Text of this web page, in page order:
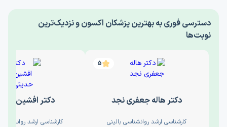
‎دسترسی فوری به بهترین پزشکان اکسون و نزدیک‌ترین
نوبت‌ها
5
دکتر هاله جعفری نجد
کارشناسی ارشد روانشناسی بالینی
دکتر افشین
کارشناسی ارشد